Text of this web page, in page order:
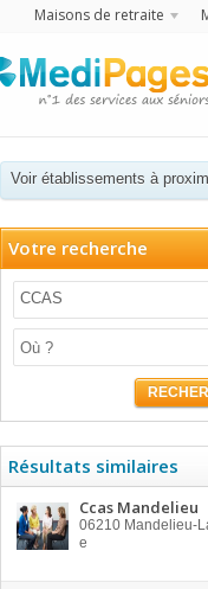
Maisons de retraite
Voir établissements à
Votre recherche
CCAS
Résultats similaires
Ccas Mandelieu
06210 Mandelieu-
e